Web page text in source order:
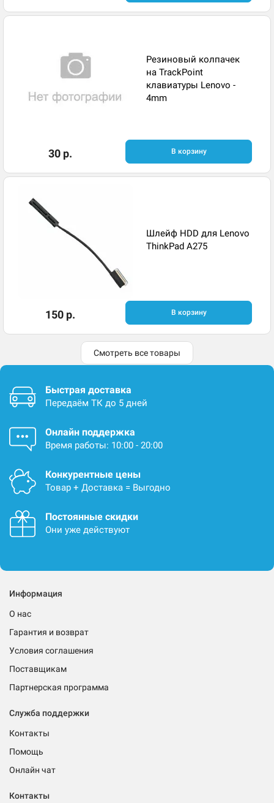
Резиновый колпачек
на TrackPoint
клавиатуры Lenovo -
4mm
30 р. В корзину
Шлейф HDD для Lenovo
ThinkPad A275
150 р. В корзину
Смотреть все товары
Быстрая доставка
Передаём ТК до 5 дней
Онлайн поддержка
Время работы: 10:00 - 20:00
Конкурентные цены
Товар + Доставка = Выгодно
Постоянные скидки
Они уже действуют
Информация
О нас
Гарантия и возврат
Условия соглашения
Поставщикам
Партнерская программа
Служба поддержки
Контакты
Помощь
Онлайн чат
Контакты